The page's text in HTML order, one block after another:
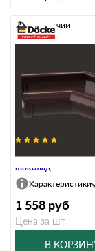
Угловой элемент
шоколад
В наличии
Характеристики
1 558 руб
Цена за шт
В